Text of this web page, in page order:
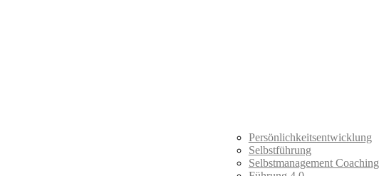
Persönlichkeitsentwicklung
Selbstführung
Selbstmanagement Coaching